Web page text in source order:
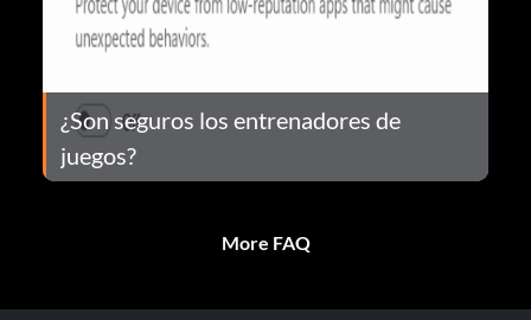
¿Son seguros los entrenadores de
juegos?
More FAQ